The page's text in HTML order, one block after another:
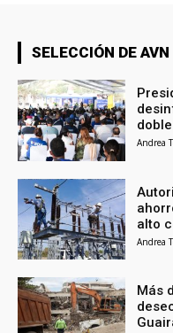
SELECCIÓN DE AVN
Andrea
alto
Andrea
Más